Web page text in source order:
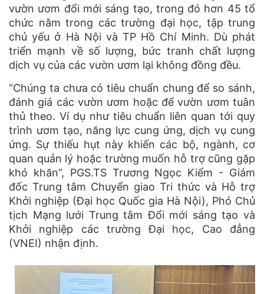
vườn ươm đổi mới sáng tạo, trong đó hơn 45 tổ
chức nằm trong các trường đại học, tập trung
chủ yếu ở Hà Nội và TP Hồ Chí Minh. Dù phát
triển mạnh về số lượng, bức tranh chất lượng
dịch vụ của các vườn ươm lại không đồng đều.
“Chúng ta chưa có tiêu chuẩn chung để so sánh,
đánh giá các vườn ươm hoặc để vườn ươm tuân
thủ theo. Ví dụ như tiêu chuẩn liên quan tới quy
trình ươm tạo, năng lực cung ứng, dịch vụ cung
ứng. Sự thiếu hụt này khiến các bộ, ngành, cơ
quan quản lý hoặc trường muốn hỗ trợ cũng gặp
khó khăn”, PGS.TS Trương Ngọc Kiểm - Giám
đốc Trung tâm Chuyển giao Tri thức và Hỗ trợ
Khởi nghiệp (Đại học Quốc gia Hà Nội), Phó Chủ
tịch Mạng lưới Trung tâm Đổi mới sáng tạo và
Khởi nghiệp các trường Đại học, Cao đẳng
(VNEI) nhận định.